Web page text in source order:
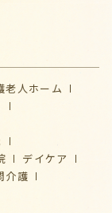
老人ホーム
デイケア
介護